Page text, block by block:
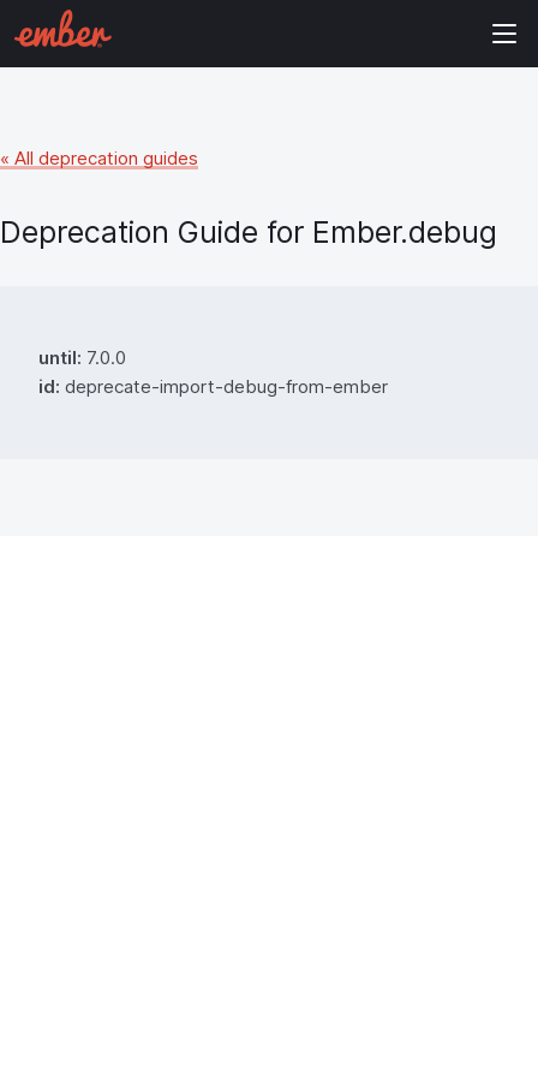
« All deprecation guides
Deprecation Guide for Ember.debug
until: 7.0.0
id: deprecate-import-debug-from-ember